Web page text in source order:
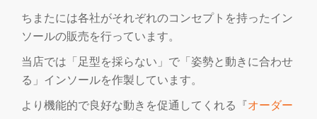
ちまたには各社がそれぞれのコンセプトを持ったイン
ソールの販売を行っています。
当店では「足型を採らない」で「姿勢と動きに合わせ
る」インソールを作製しています。
より機能的で良好な動きを促通してくれる『オーダー